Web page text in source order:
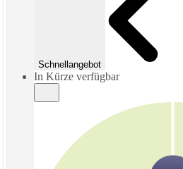
Schnellangebot
In Kürze verfügbar